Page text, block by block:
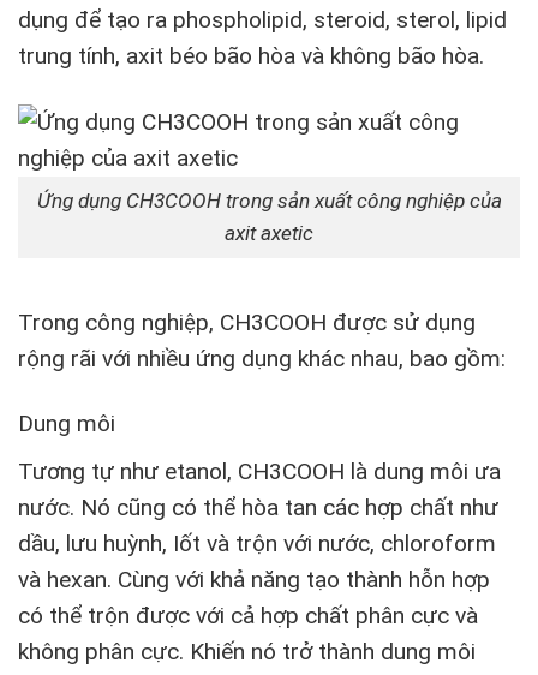
dụng để tạo ra phospholipid, steroid, sterol, lipid
trung tính, axit béo bão hòa và không bão hòa.
Ứng dụng CH3COOH trong sản xuất công nghiệp của
axit axetic
Trong công nghiệp, CH3COOH được sử dụng
rộng rãi với nhiều ứng dụng khác nhau, bao gồm:
Dung môi
Tương tự như etanol, CH3COOH là dung môi ưa
nước. Nó cũng có thể hòa tan các hợp chất như
dầu, lưu huỳnh, Iốt và trộn với nước, chloroform
và hexan. Cùng với khả năng tạo thành hỗn hợp
có thể trộn được với cả hợp chất phân cực và
không phân cực. Khiến nó trở thành dung môi